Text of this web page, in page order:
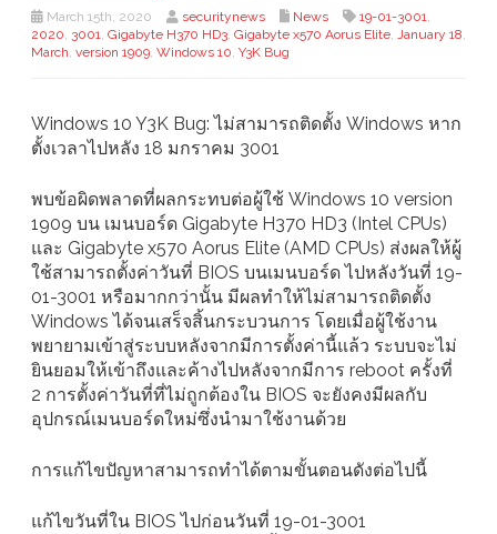
March 15th, 2020 securitynews News 19-01-3001,
2020, 3001, Gigabyte H370 HD3, Gigabyte x570 Aorus Elite, January 18,
March, version 1909, Windows 10, Y3K Bug
Windows 10 Y3K Bug: ไม่สามารถติดตั้ง Windows หาก
ตั้งเวลาไปหลัง 18 มกราคม 3001
พบข้อผิดพลาดที่ผลกระทบต่อผู้ใช้ Windows 10 version
1909 บน เมนบอร์ด Gigabyte H370 HD3 (Intel CPUs)
และ Gigabyte x570 Aorus Elite (AMD CPUs) ส่งผลให้ผู้
ใช้สามารถตั้งค่าวันที่ BIOS บนเมนบอร์ด ไปหลังวันที่ 19-
01-3001 หรือมากกว่านั้น มีผลทำให้ไม่สามารถติดตั้ง
Windows ได้จนเสร็จสิ้นกระบวนการ โดยเมื่อผู้ใช้งาน
พยายามเข้าสู่ระบบหลังจากมีการตั้งค่านี้แล้ว ระบบจะไม่
ยินยอมให้เข้าถึงและค้างไปหลังจากมีการ reboot ครั้งที่
2 การตั้งค่าวันที่ที่ไม่ถูกต้องใน BIOS จะยังคงมีผลกับ
อุปกรณ์เมนบอร์ดใหม่ซึ่งนำมาใช้งานด้วย
การแก้ไขปัญหาสามารถทำได้ตามขั้นตอนดังต่อไปนี้
แก้ไขวันที่ใน BIOS ไปก่อนวันที่ 19-01-3001